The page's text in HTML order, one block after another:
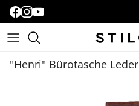
"Henri" Bürotasche Leder